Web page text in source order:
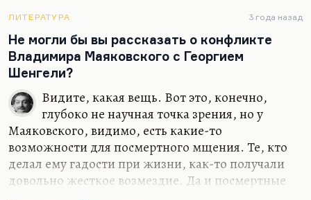
много способствовавший мифологизации
таинственного континента Австралия полностью
вымышленной…
ЛИТЕРАТУРА 3 года назад
Не могли бы вы рассказать о конфликте
Владимира Маяковского с Георгием
Шенгели?
Видите, какая вещь. Вот это, конечно,
глубоко не научная точка зрения, но у
Маяковского, видимо, есть какие-то
возможности для посмертного мщения. Те, кто
делал ему гадости при жизни, как-то получали
довольно жесткое возмездие. Да и посмертные